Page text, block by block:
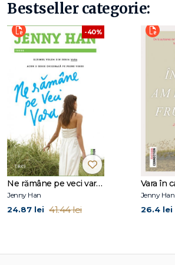
film, la solicitarea studioului Makeready.
Instagram, la @namina.forna.
Bestseller categorie:
-40%
Ne rămâne pe veci vara (seria Vara, vol. 3)
Jenny Han
24.87 lei 41.44 lei
Jenny Han
26.4 lei